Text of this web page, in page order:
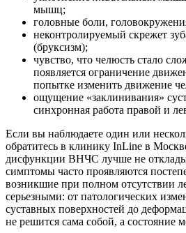
мышц;
головные боли,
неконтролируемый скрежет
(бруксизм);
чувство, что челюсть стало
появляется ограничение
попытке изменить движение
ощущение «заклинивания»
синхронная работа правой и
Если вы наблюдаете один или
обратитесь в клинику InLine в
дисфункции ВНЧС лучше не
симптомы часто проявляются
возникшие при полном отсутствии
серьезными: от патологических
суставных поверхностей до
не решится сама собой, а состояние